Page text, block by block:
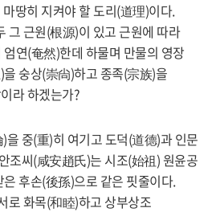
땅히 지켜야 할 도리(道理)이다.
그 근원(根源)이 있고 근원에 따라
연(奄然)한데 하물며 만물의 영장
숭상(崇尙)하고 종족(宗族)을
라 하겠는가?
을 중(重)히 여기고 도덕(道德)과 인문
조씨(咸安趙氏)는 시조(始祖) 원윤공
후손(後孫)으로 같은 핏줄이다.
로 화목(和睦)하고 상부상조